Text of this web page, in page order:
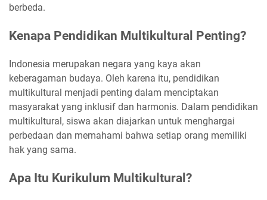
berbeda.
Kenapa Pendidikan Multikultural Penting?
Indonesia merupakan negara yang kaya akan
keberagaman budaya. Oleh karena itu, pendidikan
multikultural menjadi penting dalam menciptakan
masyarakat yang inklusif dan harmonis. Dalam pendidikan
multikultural, siswa akan diajarkan untuk menghargai
perbedaan dan memahami bahwa setiap orang memiliki
hak yang sama.
Apa Itu Kurikulum Multikultural?